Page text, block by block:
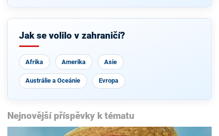
Jak se volilo v zahraničí?
Afrika Amerika Asie
Austrálie a Oceánie Evropa
Nejnovější příspěvky k tématu